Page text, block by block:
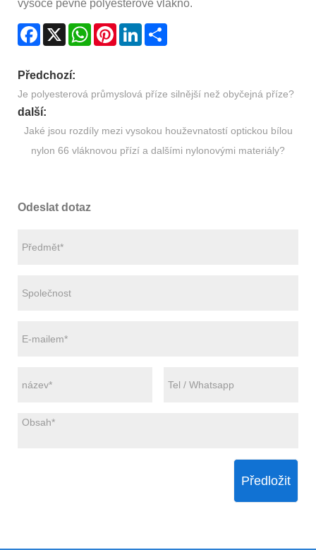
vysoce pevné polyesterové vlákno.
Facebook
X WhatsAppPinterestLinkedIn
Předchozí:
Je polyesterová průmyslová příze silnější než obyčejná příze?
další:
Jaké jsou rozdíly mezi vysokou houževnatostí optickou bílou
nylon 66 vláknovou přízí a dalšími nylonovými materiály?
Odeslat dotaz
Předložit